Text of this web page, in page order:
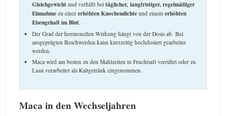
Gleichgewicht und verhilft bei täglicher, langfristiger, regelmäßiger
Einnahme zu einer erhöhtenKnochendichte und einem erhöhten
Eisengehalt im Blut.
Der Grad der hormonellen Wirkung hängt von der Dosis ab. Bei
ausgeprägten Beschwerden kann kurzzeitig hochdosiert gearbeitet
werden.
Maca wird am besten zu den Mahlzeiten in Fruchtsaft verrührt oder zu
Lassi verarbeitet als Kaltgetränk eingenommen.
Maca in den Wechseljahren